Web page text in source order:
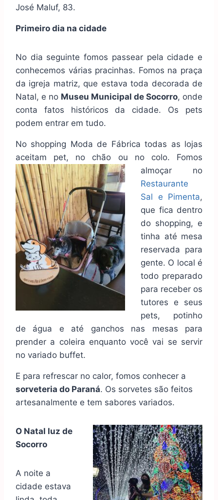
José Maluf, 83.
Primeiro dia na cidade
No dia seguinte fomos passear pela cidade e
conhecemos várias pracinhas. Fomos na praça
da igreja matriz, que estava toda decorada de
Natal, e no Museu Municipal de Socorro, onde
conta fatos históricos da cidade. Os pets
podem entrar em tudo.
No shopping Moda de Fábrica todas as lojas
aceitam pet, no chão ou no colo. Fomos
almoçar no
Restaurante
Sal e Pimenta,
que fica dentro
do shopping, e
tinha até mesa
reservada para
gente. O local é
todo preparado
para receber os
tutores e seus
pets, potinho
de água e até ganchos nas mesas para
prender a coleira enquanto você vai se servir
no variado buffet.
E para refrescar no calor, fomos conhecer a
sorveteria do Paraná. Os sorvetes são feitos
artesanalmente e tem sabores variados.
O Natal luz de
Socorro
A noite a
cidade estava